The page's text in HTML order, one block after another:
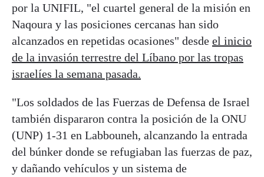
por la UNIFIL, "el cuartel general de la misión en
Naqoura y las posiciones cercanas han sido
alcanzados en repetidas ocasiones" desde el inicio
de la invasión terrestre del Líbano por las tropas
israelíes la semana pasada.
"Los soldados de las Fuerzas de Defensa de Israel
también dispararon contra la posición de la ONU
(UNP) 1-31 en Labbouneh, alcanzando la entrada
del búnker donde se refugiaban las fuerzas de paz,
y dañando vehículos y un sistema de